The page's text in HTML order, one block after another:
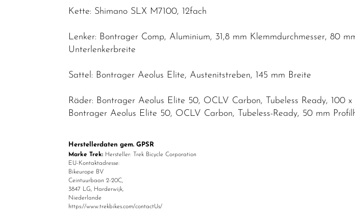
Kette: Shimano SLX M7100, 12fach
Lenker: Bontrager Comp, Aluminium, 31,8 mm Klemmdurchmesser, 80
Unterlenkerbreite
Sattel: Bontrager Aeolus Elite, Austenitstreben, 145 mm Breite
Räder: Bontrager Aeolus Elite 50, OCLV Carbon, Tubeless Ready, 100 x
Bontrager Aeolus Elite 50, OCLV Carbon, Tubeless-Ready, 50 mm
Herstellerdaten gem. GPSR
Marke Trek: Hersteller: Trek Bicycle Corporation
EU-Kontaktadresse:
Bikeurope BV
Ceintuurbaan 2-20C,
3847 LG, Harderwijk,
Niederlande
https://www.trekbikes.com/contactUs/